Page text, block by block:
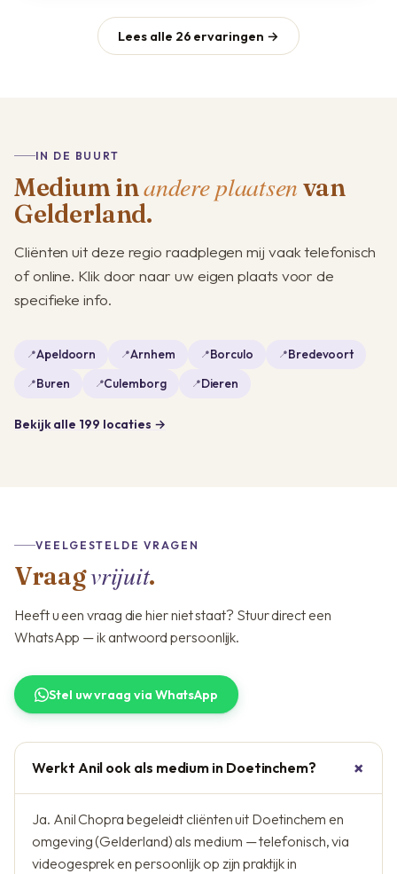
Lees alle 26 ervaringen →
IN DE BUURT
Medium inandere plaatsen van
Gelderland.
Cliënten uit deze regio raadplegen mij vaak telefonisch
of online. Klik door naar uw eigen plaats voor de
specifieke info.
Apeldoorn Arnhem Borculo
Bredevoort
Buren
Culemborg Dieren
Bekijk alle 199 locaties →
VEELGESTELDE VRAGEN
Vraagvrijuit.
Heeft u een vraag die hier niet staat? Stuur direct een
WhatsApp — ik antwoord persoonlijk.
Stel uw vraag via WhatsApp
Werkt Anil ook als medium in Doetinchem?
Ja. Anil Chopra begeleidt cliënten uit Doetinchem en
omgeving (Gelderland) als medium — telefonisch, via
videogesprek en persoonlijk op zijn praktijk in